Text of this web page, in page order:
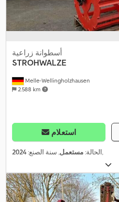
Melle-Wellingholzhausen
2.588 km
أسطوانة زراعية
STROHWALZE
استعلام
الحالة: مستعمل, سنة الصنع:2024 ,